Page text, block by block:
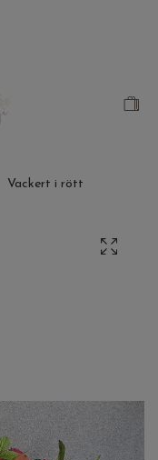
Vackert i rött